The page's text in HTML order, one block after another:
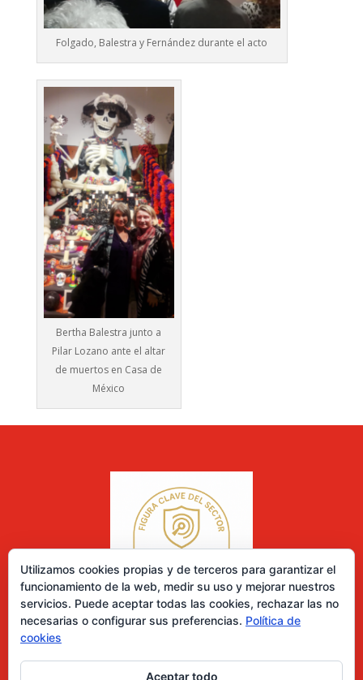
Folgado, Balestra y Fernández durante el acto
Bertha Balestra junto a
Pilar Lozano ante el altar
de muertos en Casa de
México
Utilizamos cookies propias y de terceros para garantizar el
funcionamiento de la web, medir su uso y mejorar nuestros
servicios. Puede aceptar todas las cookies, rechazar las no
necesarias o configurar sus preferencias. Política de
cookies
Aceptar todo